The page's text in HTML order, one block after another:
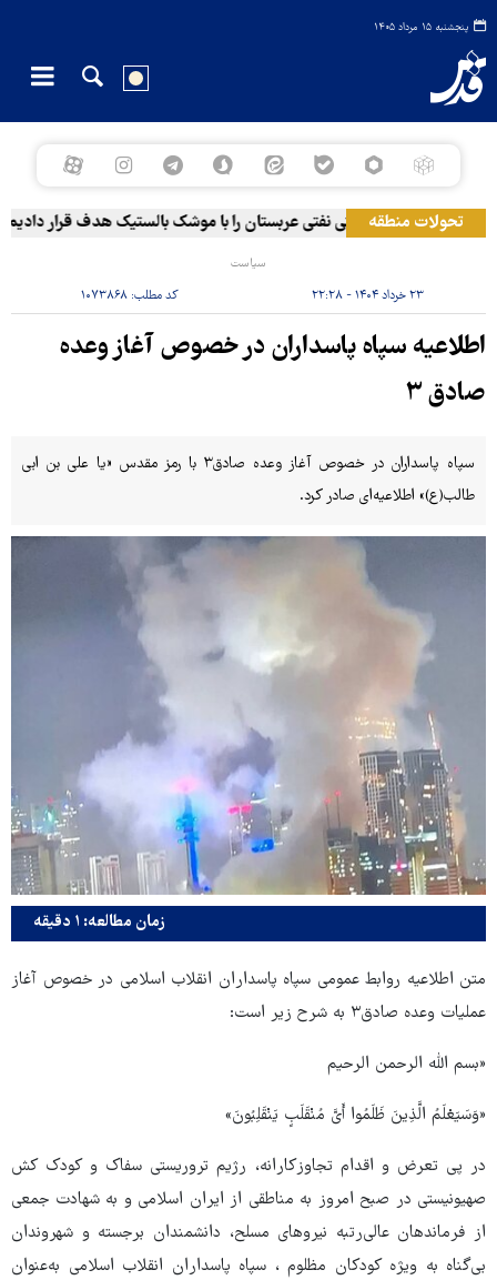
پنجشنبه ۱۵ مرداد ۱۴۰۵
تحولات منطقه
مسلح یمن: کشتی نفتی عربستان را با موشک بالستیک هدف قرار دادیم
سیاست
۲۳ خرداد ۱۴۰۴ - ۲۲:۲۸ کد مطلب: ۱۰۷۳۸۶۸
اطلاعیه سپاه پاسداران در خصوص آغاز وعده
صادق ۳
سپاه پاسداران در خصوص آغاز وعده صادق۳ با رمز مقدس «یا علی بن ابی
طالب(ع)» اطلاعیه‌ای صادر کرد.
زمان مطالعه: ۱ دقیقه
متن اطلاعیه روابط عمومی سپاه پاسداران انقلاب اسلامی در خصوص آغاز
عملیات وعده صادق۳ به شرح زیر است:
«بسم الله الرحمن الرحیم
«وَسَیَعْلَمُ الَّذِینَ ظَلَمُوا أَیَّ مُنْقَلَبٍ یَنْقَلِبُونَ»
در پی تعرض و اقدام تجاوزکارانه، رژیم تروریستی سفاک و کودک کش
صهیونیستی در صبح امروز به مناطقی از ایران اسلامی و به شهادت جمعی
از فرماندهان عالی‌رتبه نیروهای مسلح، دانشمندان برجسته و شهروندان
بی‌گناه به ویژه کودکان مظلوم ، سپاه پاسداران انقلاب اسلامی به‌عنوان